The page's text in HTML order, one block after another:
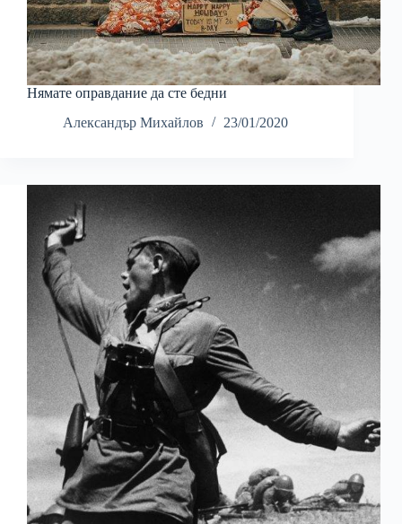
Нямате оправдание да сте бедни
Александър Михайлов
23/01/2020